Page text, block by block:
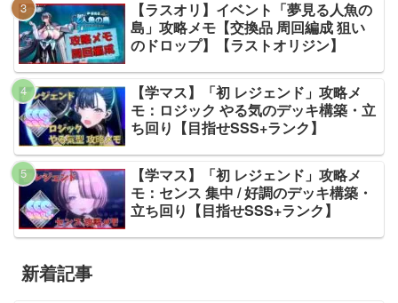
【ラスオリ】イベント「夢見る人魚の
島」攻略メモ【交換品 周回編成 狙い
のドロップ】【ラストオリジン】
【学マス】「初 レジェンド」攻略メ
モ：ロジック やる気のデッキ構築・立
ち回り【目指せSSS+ランク】
【学マス】「初 レジェンド」攻略メ
モ：センス 集中 / 好調のデッキ構築・
立ち回り【目指せSSS+ランク】
新着記事